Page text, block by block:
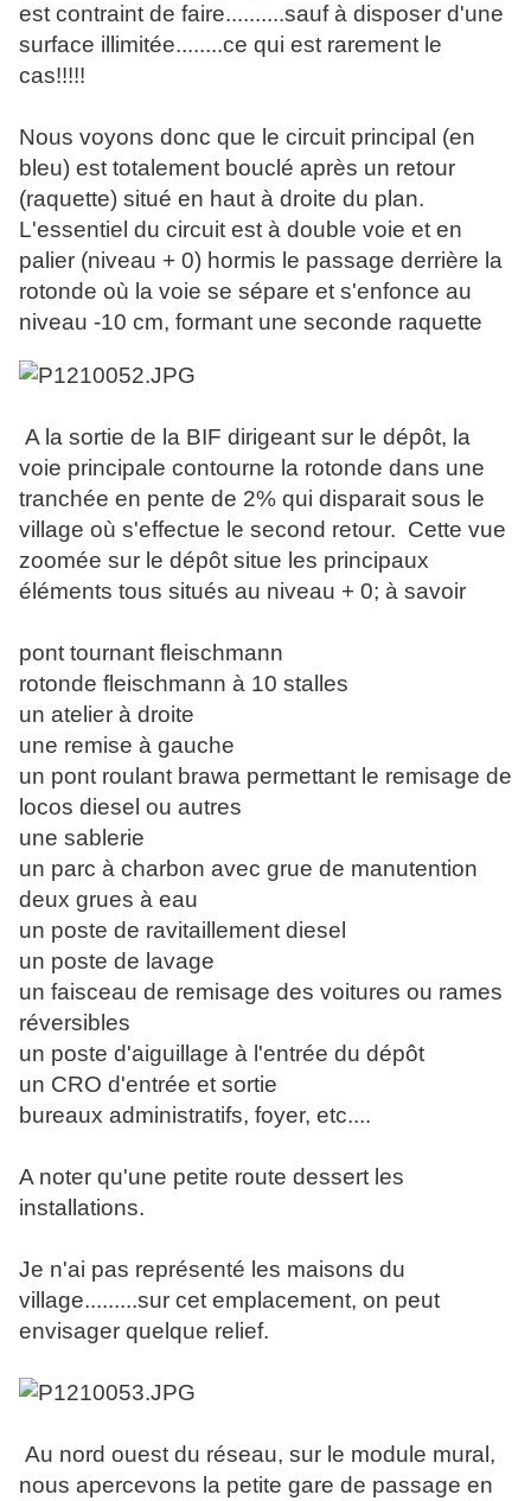
est contraint de faire..........sauf à disposer d'une
surface illimitée........ce qui est rarement le
cas!!!!!
Nous voyons donc que le circuit principal (en
bleu) est totalement bouclé après un retour
(raquette) situé en haut à droite du plan.
L'essentiel du circuit est à double voie et en
palier (niveau + 0) hormis le passage derrière la
rotonde où la voie se sépare et s'enfonce au
niveau -10 cm, formant une seconde raquette
A la sortie de la BIF dirigeant sur le dépôt, la
voie principale contourne la rotonde dans une
tranchée en pente de 2% qui disparait sous le
village où s'effectue le second retour. Cette vue
zoomée sur le dépôt situe les principaux
éléments tous situés au niveau + 0; à savoir
pont tournant fleischmann
rotonde fleischmann à 10 stalles
un atelier à droite
une remise à gauche
un pont roulant brawa permettant le remisage de
locos diesel ou autres
une sablerie
un parc à charbon avec grue de manutention
deux grues à eau
un poste de ravitaillement diesel
un poste de lavage
un faisceau de remisage des voitures ou rames
réversibles
un poste d'aiguillage à l'entrée du dépôt
un CRO d'entrée et sortie
bureaux administratifs, foyer, etc....
A noter qu'une petite route dessert les
installations.
Je n'ai pas représenté les maisons du
village.........sur cet emplacement, on peut
envisager quelque relief.
Au nord ouest du réseau, sur le module mural,
nous apercevons la petite gare de passage en